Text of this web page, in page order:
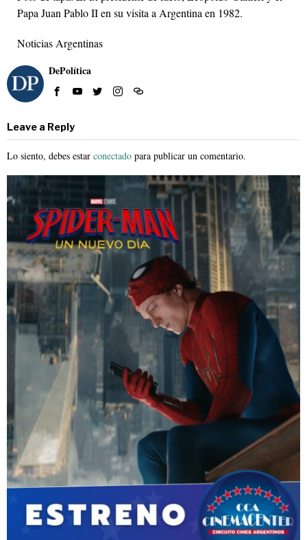
Papa Juan Pablo II en su visita a Argentina en 1982.
Noticias Argentinas
DePolítica
Leave a Reply
Lo siento, debes estar conectado para publicar un comentario.